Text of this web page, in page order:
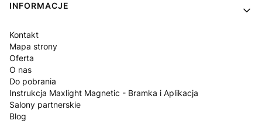
INFORMACJE
Kontakt
Mapa strony
Oferta
O nas
Do pobrania
Instrukcja Maxlight Magnetic - Bramka i Aplikacja
Salony partnerskie
Blog